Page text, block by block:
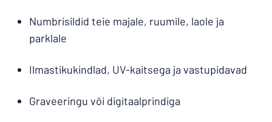
Numbrisildid teie majale, ruumile, laole ja
parklale
Ilmastikukindlad, UV-kaitsega ja vastupidavad
Graveeringu või digitaalprindiga